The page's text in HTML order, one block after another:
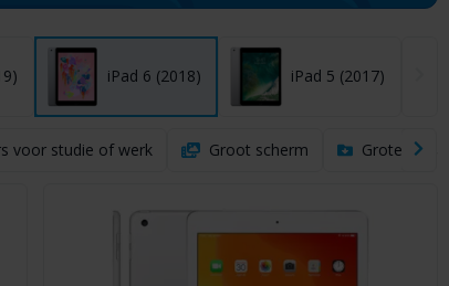
iPad 6 (2018) iPad 5 (2017)
voor studie of werk Groot scherm Grote